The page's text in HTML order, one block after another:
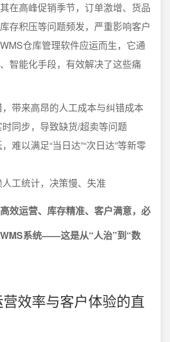
在高峰促销季节，订单激增、货品
存积压等问题频发，严重影响客户
仓库管理软件应运而生，它通
智能化手段，有效解决了这些痛
带来高昂的人工成本与纠错成本
同步，导致缺货/超卖等问题
难以满足“当日达”“次日达”等新零
工统计，决策慢、失准
效运营、库存精准、客户满意，必
系统——这是从“人治”到“数
效率与客户体验的直